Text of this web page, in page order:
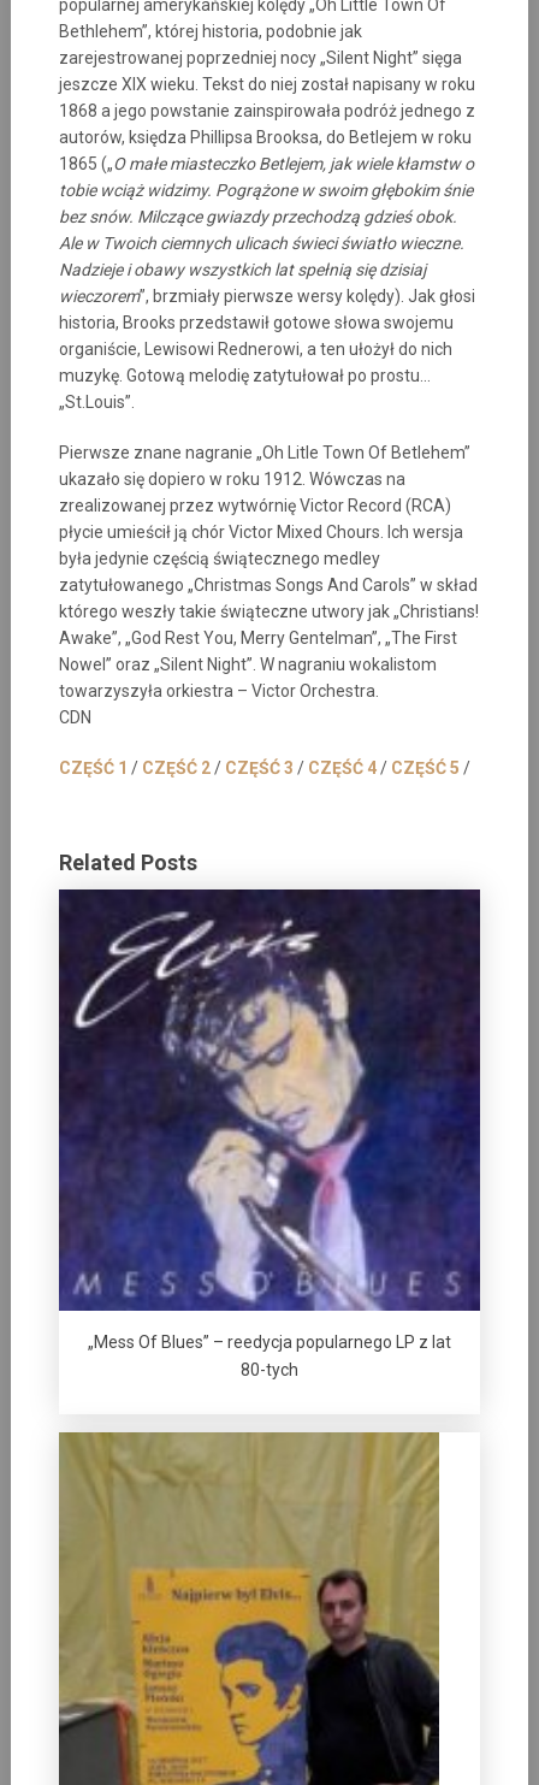
popularnej amerykańskiej kolędy „Oh Little Town Of
Bethlehem”, której historia, podobnie jak
zarejestrowanej poprzedniej nocy „Silent Night” sięga
jeszcze XIX wieku. Tekst do niej został napisany w roku
1868 a jego powstanie zainspirowała podróż jednego z
autorów, księdza Phillipsa Brooksa, do Betlejem w roku
1865 („O małe miasteczko Betlejem, jak wiele kłamstw o
tobie wciąż widzimy. Pogrążone w swoim głębokim śnie
bez snów. Milczące gwiazdy przechodzą gdzieś obok.
Ale w Twoich ciemnych ulicach świeci światło wieczne.
Nadzieje i obawy wszystkich lat spełnią się dzisiaj
wieczorem”, brzmiały pierwsze wersy kolędy). Jak głosi
historia, Brooks przedstawił gotowe słowa swojemu
organiście, Lewisowi Rednerowi, a ten ułożył do nich
muzykę. Gotową melodię zatytułował po prostu…
„St.Louis”.
Pierwsze znane nagranie „Oh Litle Town Of Betlehem”
ukazało się dopiero w roku 1912. Wówczas na
zrealizowanej przez wytwórnię Victor Record (RCA)
płycie umieścił ją chór Victor Mixed Chours. Ich wersja
była jedynie częścią świątecznego medley
zatytułowanego „Christmas Songs And Carols” w skład
którego weszły takie świąteczne utwory jak „Christians!
Awake”, „God Rest You, Merry Gentelman”, „The First
Nowel” oraz „Silent Night”. W nagraniu wokalistom
towarzyszyła orkiestra – Victor Orchestra.
CDN
CZĘŚĆ 1 / CZĘŚĆ 2/ CZĘŚĆ 3 / CZĘŚĆ 4/ CZĘŚĆ 5 /
Related Posts
„Mess Of Blues” – reedycja popularnego LP z lat
80-tych